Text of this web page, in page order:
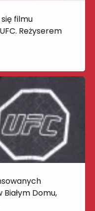
filmu
Reżyserem
Domu,